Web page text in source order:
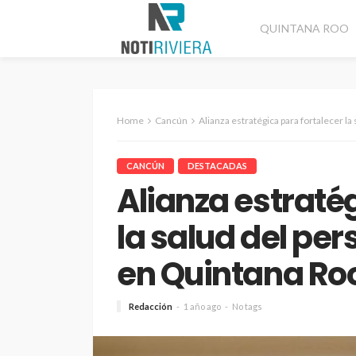
QUINTANA ROO
Home Cancún Alianza estratégica para fortalecer la
CANCÚN DESTACADAS
Alianza
la salud del
en Quintana
Redacción 1 año ago No tags